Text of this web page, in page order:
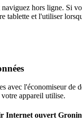
naviguez hors ligne. Si
tablette et l'utiliser
avec l'économiseur de
appareil utilise.
Internet ouvert